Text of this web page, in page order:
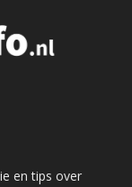
en tips over